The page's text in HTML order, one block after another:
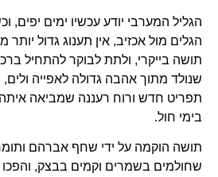
הגליל המערבי יודע עכשיו ימים יפים,
הגלים מול אכזיב, אין תענוג גדול יותר
תושה בייקרי, ולתת לבוקר להתחיל
שנולד מתוך אהבה גדולה לאפייה ולים,
תפריט חדש ורוח רעננה שמביאה איתה
בימי חול.
תושה הוקמה על ידי שחף אברהם ותומר
שחולמים בשמרים וקמים בבצק, והפכו